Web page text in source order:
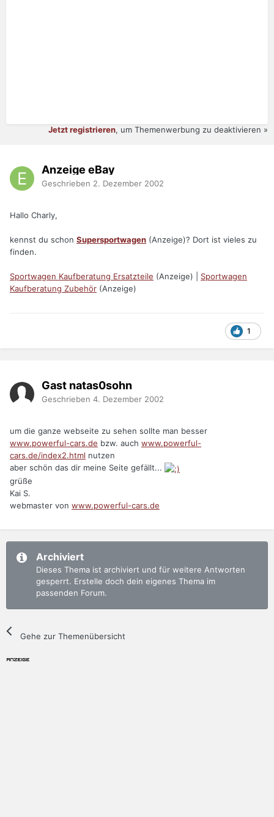
Jetzt registrieren, um Themenwerbung zu deaktivieren »
Anzeige eBay
Geschrieben 2. Dezember 2002
Hallo Charly,
kennst du schon Supersportwagen (Anzeige)? Dort ist vieles zu
finden.
Sportwagen Kaufberatung Ersatzteile (Anzeige) | Sportwagen
Kaufberatung Zubehör (Anzeige)
1
Gast natas0sohn
Geschrieben 4. Dezember 2002
um die ganze webseite zu sehen sollte man besser
www.powerful-cars.de bzw. auch www.powerful-
cars.de/index2.html nutzen
aber schön das dir meine Seite gefällt...
grüße
Kai S.
webmaster von www.powerful-cars.de
Archiviert
Dieses Thema ist archiviert und für weitere Antworten
gesperrt. Erstelle doch dein eigenes Thema im
passenden Forum.
Gehe zur Themenübersicht